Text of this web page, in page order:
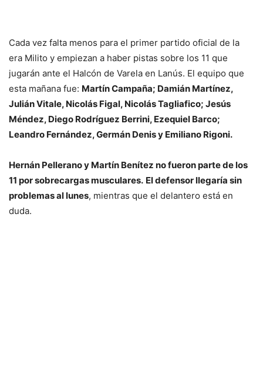
Cada vez falta menos para el primer partido oficial de la
era Milito y empiezan a haber pistas sobre los 11 que
jugarán ante el Halcón de Varela en Lanús. El equipo que
esta mañana fue: Martín Campaña; Damián Martínez,
Julián Vitale, Nicolás Figal, Nicolás Tagliafico; Jesús
Méndez, Diego Rodríguez Berrini, Ezequiel Barco;
Leandro Fernández, Germán Denis y Emiliano Rigoni.
Hernán Pellerano y Martín Benítez no fueron parte de los
11 por sobrecargas musculares. El defensor llegaría sin
problemas al lunes, mientras que el delantero está en
duda.